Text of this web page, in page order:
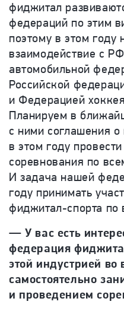
фиджитал
федераций по этим
поэтому в этом году
взаимодействие с
автомобильной
Российской
и Федерацией
Планируем в
с ними соглашения
в этом году
соревнования по
И задача нашей
году принимать
фиджитал-спорта по
— У вас есть
федерация
этой индустрией
самостоятельно
и проведением